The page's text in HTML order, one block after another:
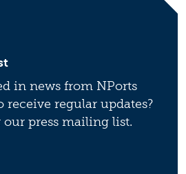
in news from NPorts
regular updates?
press mailing list.